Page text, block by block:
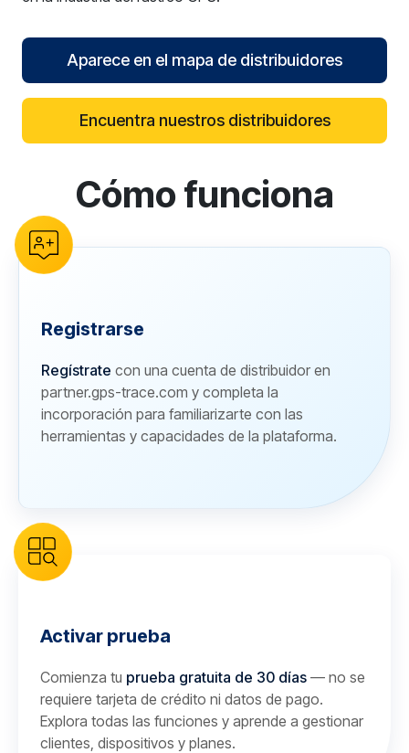
Aparece en el mapa de distribuidores
Encuentra nuestros distribuidores
reCAPTCHA verification
Cómo funciona
Registrarse
Regístrate con una cuenta de distribuidor en
partner.gps-trace.com y completa la
incorporación para familiarizarte con las
herramientas y capacidades de la plataforma.
Activar prueba
Comienza tu prueba gratuita de 30 días — no se
requiere tarjeta de crédito ni datos de pago.
Explora todas las funciones y aprende a gestionar
clientes, dispositivos y planes.